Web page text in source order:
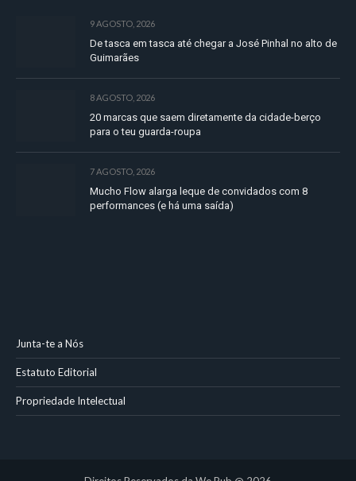
9 AGOSTO, 2026
De tasca em tasca até chegar a José Pinhal no alto de
Guimarães
8 AGOSTO, 2026
20 marcas que saem diretamente da cidade-berço
para o teu guarda-roupa
7 AGOSTO, 2026
Mucho Flow alarga leque de convidados com 8
performances (e há uma saída)
Junta-te a Nós
Estatuto Editorial
Propriedade Intelectual